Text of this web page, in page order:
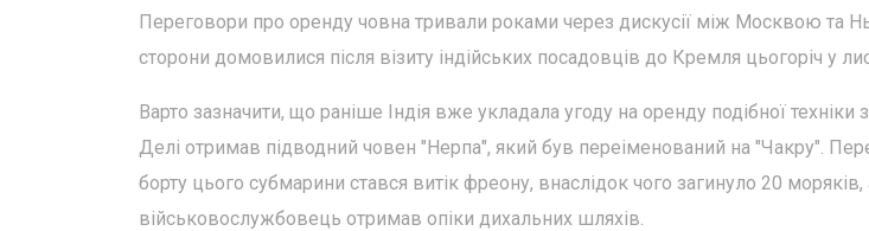
Переговори про оренду човна тривали роками через дискусії між Москвою та
сторони домовилися після візиту індійських посадовців до Кремля цьогоріч у
Варто зазначити, що раніше Індія вже укладала угоду на оренду подібної
Делі отримав підводний човен "Нерпа", який був переіменований на "Чакру".
борту цього субмарини стався витік фреону, внаслідок чого загинуло 20
військовослужбовець отримав опіки дихальних шляхів.